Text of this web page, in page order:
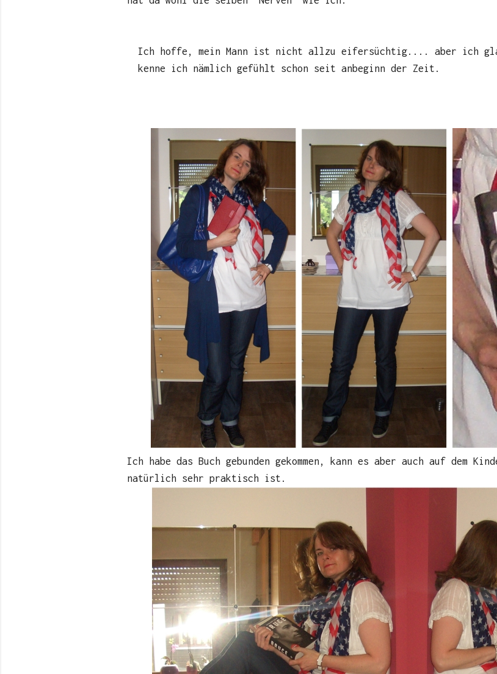
Ich hoffe, mein Mann ist nicht allzu eifersüchtig.... aber ich
kenne ich nämlich gefühlt schon seit anbeginn der Zeit.
Ich habe das Buch gebunden gekommen, kann es aber auch auf dem
natürlich sehr praktisch ist.